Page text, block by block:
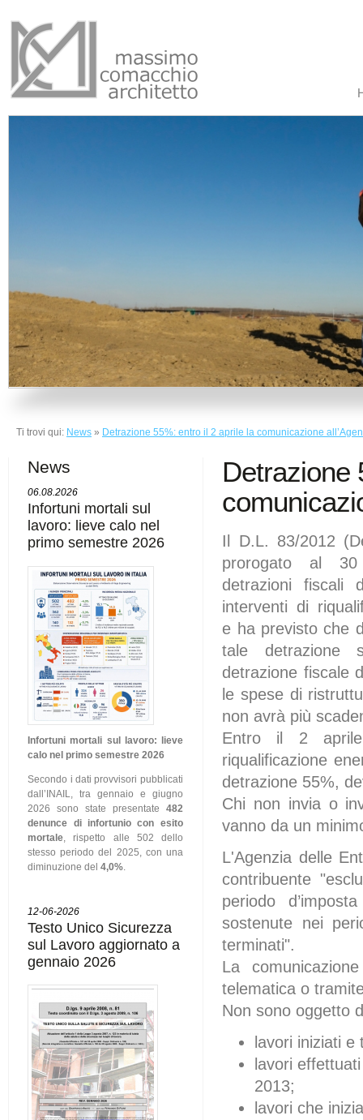
Ti trovi qui: News » Detrazione 55%: entro il 2 aprile la comunicazione
News
06.08.2026
Infortuni mortali sul
lavoro: lieve calo nel
primo semestre 2026
Infortuni mortali sul lavoro: lieve
calo nel primo semestre 2026
Secondo i dati provvisori pubblicati
dall’INAIL, tra gennaio e giugno
2026 sono state presentate 482
denunce di infortunio con esito
mortale , rispetto alle 502 dello
stesso periodo del 2025, con una
diminuzione del4,0%
12-06-2026
Testo Unico Sicurezza
sul Lavoro aggiornato a
gennaio 2026
Detrazione
Il D.L. 83/2012
prorogato al
detrazioni fiscali
interventi di
e ha previsto che
tale detrazione
detrazione fiscale
le spese di
non avrà più
Entro il 2
riqualificazione
detrazione 55%,
Chi non invia o
vanno da un
L'Agenzia delle
contribuente
periodo
sostenute nei
terminati".
La
telematica o
Non sono oggetto
lavori iniziati e
lavori
2013;
lavori che